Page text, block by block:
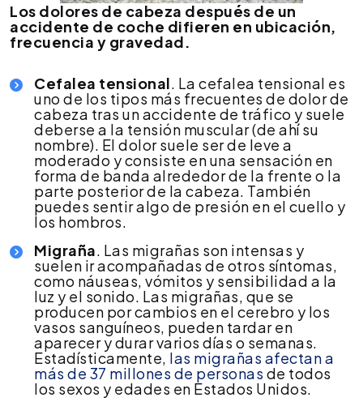
Los dolores de cabeza después de un
accidente de coche difieren en ubicación,
frecuencia y gravedad.
Cefalea tensional. La cefalea tensional es
uno de los tipos más frecuentes de dolor de
cabeza tras un accidente de tráfico y suele
deberse a la tensión muscular (de ahí su
nombre). El dolor suele ser de leve a
moderado y consiste en una sensación en
forma de banda alrededor de la frente o la
parte posterior de la cabeza. También
puedes sentir algo de presión en el cuello y
los hombros.
Migraña. Las migrañas son intensas y
suelen ir acompañadas de otros síntomas,
como náuseas, vómitos y sensibilidad a la
luz y el sonido. Las migrañas, que se
producen por cambios en el cerebro y los
vasos sanguíneos, pueden tardar en
aparecer y durar varios días o semanas.
Estadísticamente, las migrañas afectan a
más de 37 millones de personas de todos
los sexos y edades en Estados Unidos.